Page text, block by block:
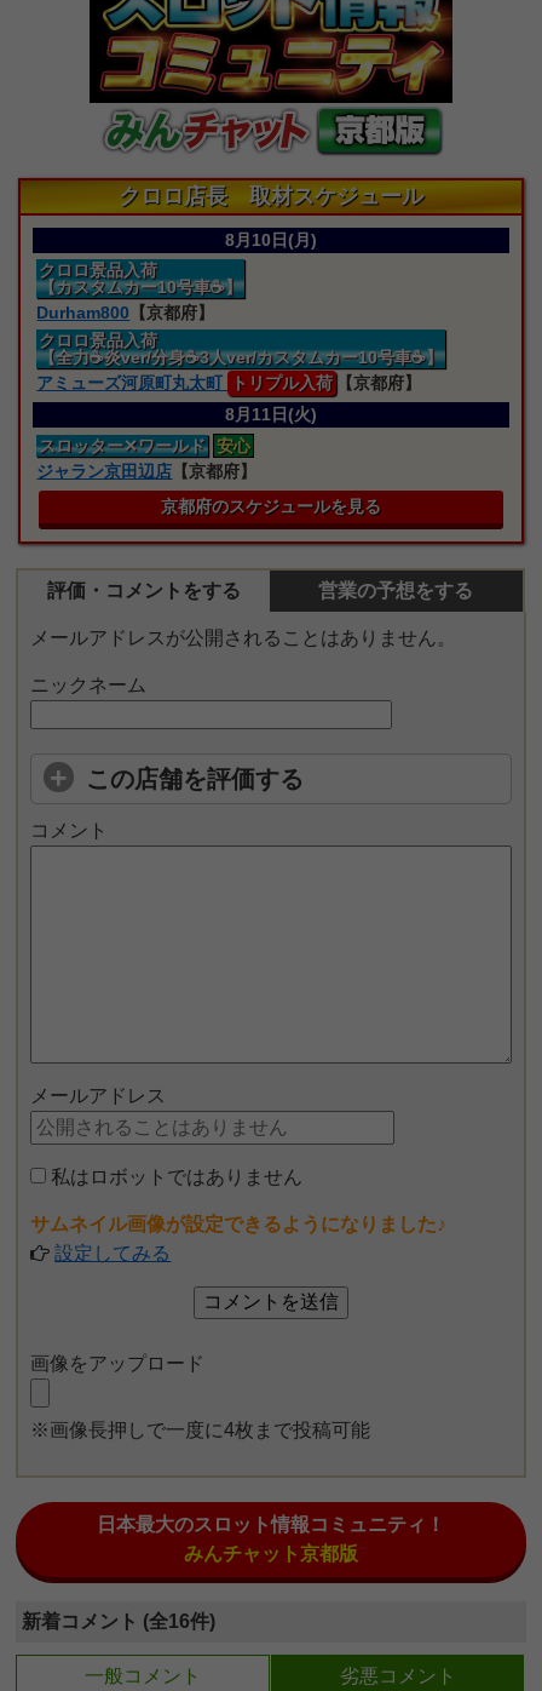
クロロ店長 取材スケジュール
8月10日(月)
クロロ景品入荷
【カスタムカー10号車☕】
Durham800 【京都府】
クロロ景品入荷
【全力☕炎ver/分身☕3人ver/カスタムカー10号車☕】
アミューズ河原町丸太町
トリプル入荷
【京都府】
8月11日(火)
スロッター✕ワールド 安心
ジャラン京田辺店 【京都府】
京都府のスケジュールを見る
評価・コメントをする 営業の予想をする
メールアドレスが公開されることはありません。
ニックネーム
この店舗を評価する
コメント
メールアドレス
私はロボットではありません
サムネイル画像が設定できるようになりました♪
設定してみる
画像をアップロード
※画像長押しで一度に4枚まで投稿可能
日本最大のスロット情報コミュニティ！
みんチャット京都版
新着コメント (全16件)
一般コメント 劣悪コメント